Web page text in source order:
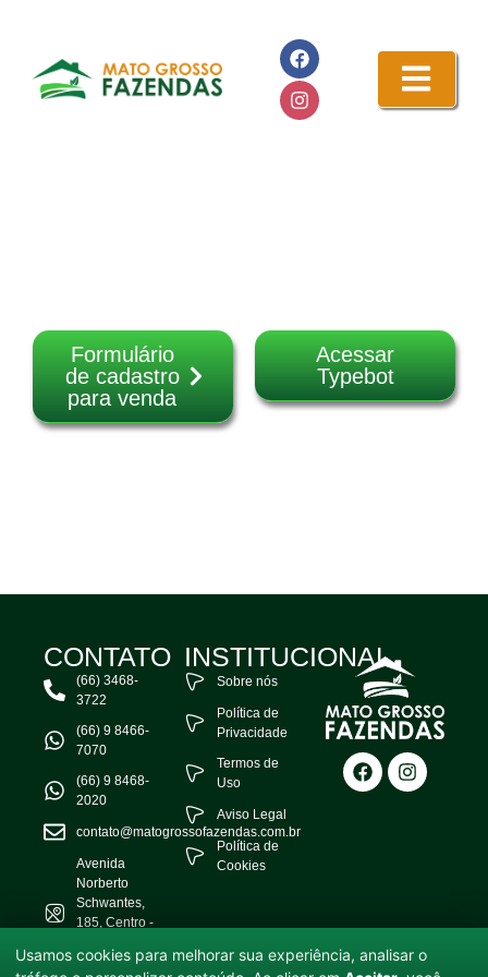
Formulário
de cadastro
para venda
Acessar
Typebot
CONTATO
(66) 3468-
3722
(66) 9 8466-
7070
(66) 9 8468-
2020
contato@matogrossofazendas.com.br
Avenida
Norberto
Schwantes,
185, Centro -
MT
INSTITUCIONAL
Sobre nós
Política de
Privacidade
Termos de
Uso
Aviso Legal
Política de
Cookies
Usamos cookies para melhorar sua experiência, analisar o